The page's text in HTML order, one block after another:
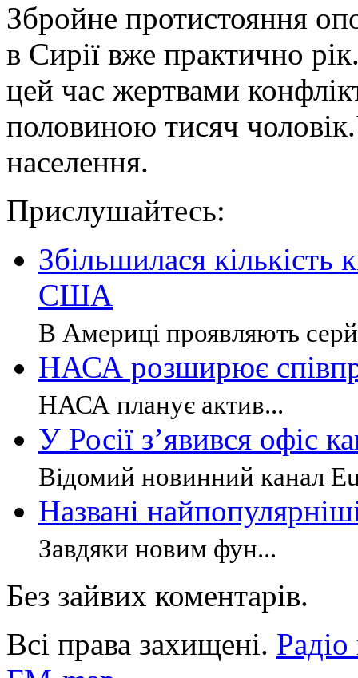
Збройне протистояння
в Сирії вже практично
цей час жертвами
половиною тисяч
населення.
Прислушайтесь:
Збільшилася кількість
США
В Америці проявляють
НАСА розширює
НАСА планує актив...
У Росії з’явився офіс
Відомий новинний канал
Названі
Завдяки новим фун...
Без зайвих коментарів.
Всі права захищені.